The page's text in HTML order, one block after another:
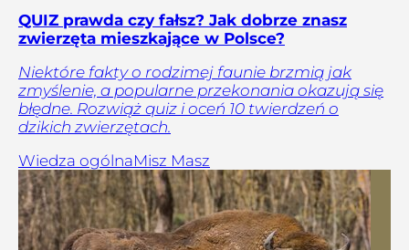
QUIZ prawda czy fałsz? Jak dobrze znasz
zwierzęta mieszkające w Polsce?
Niektóre fakty o rodzimej faunie brzmią jak
zmyślenie, a popularne przekonania okazują się
błędne. Rozwiąż quiz i oceń 10 twierdzeń o
dzikich zwierzętach.
Wiedza ogólnaMisz Masz